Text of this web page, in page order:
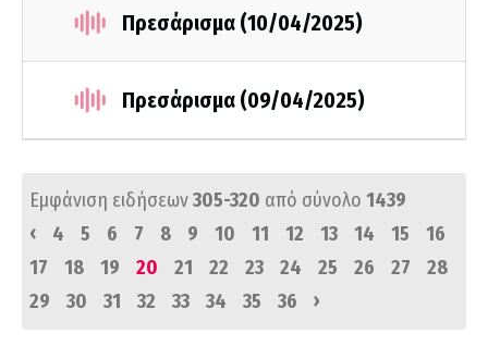
Πρεσάρισμα (10/04/2025)
Πρεσάρισμα (09/04/2025)
Εμφάνιση ειδήσεων305-320 από σύνολο 1439
‹
4 5 6 7 8 9 10 11 12 13 14 15
16
17
18 19 20 21 22 23 24 25 26 27
28
29
30 31 32 33 34 35 36 ›